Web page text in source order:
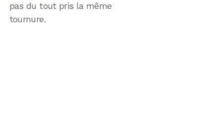
pas du tout pris la même
tournure.